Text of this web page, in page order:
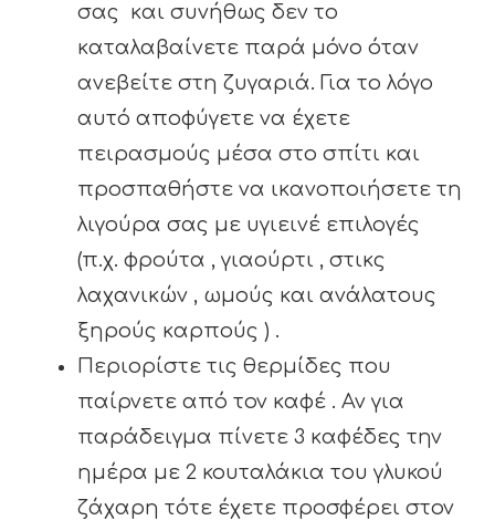
σας και συνήθως δεν το
καταλαβαίνετε παρά μόνο όταν
ανεβείτε στη ζυγαριά. Για το λόγο
αυτό αποφύγετε να έχετε
πειρασμούς μέσα στο σπίτι και
προσπαθήστε να ικανοποιήσετε τη
λιγούρα σας με υγιεινέ επιλογές
(π.χ. φρούτα , γιαούρτι , στικς
λαχανικών , ωμούς και ανάλατους
ξηρούς καρπούς ) .
Περιορίστε τις θερμίδες που
παίρνετε από τον καφέ . Αν για
παράδειγμα πίνετε 3 καφέδες την
ημέρα με 2 κουταλάκια του γλυκού
ζάχαρη τότε έχετε προσφέρει στον